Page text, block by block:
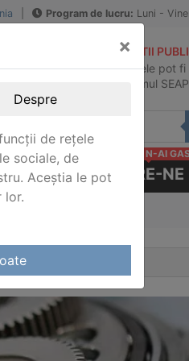
Program de lucru: Luni -
ACHIZITII
Produsele pot
in sistemul
CERE-NE
N-AI
×
Despre
de rețele
sociale, de
Aceștia le pot
lor.